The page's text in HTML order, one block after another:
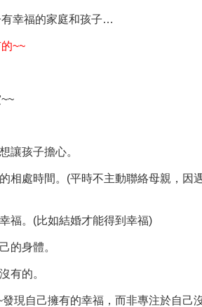
幸福的家庭和孩子…
~~
~~
讓孩子擔心。
相處時間。 (平時不主動聯絡母親，因
福。 (比如結婚才能得到幸福)
的身體。
有的。
發現自己擁有的幸福，而非專注於自己